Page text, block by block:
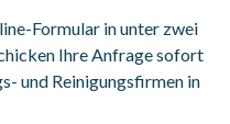
Formular in unter zwei
Ihre Anfrage sofort
und Reinigungsfirmen in